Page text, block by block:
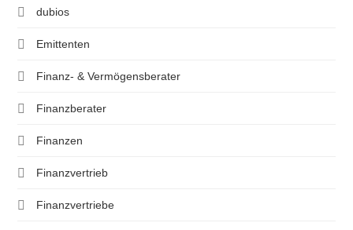
dubios
Emittenten
Finanz- & Vermögensberater
Finanzberater
Finanzen
Finanzvertrieb
Finanzvertriebe